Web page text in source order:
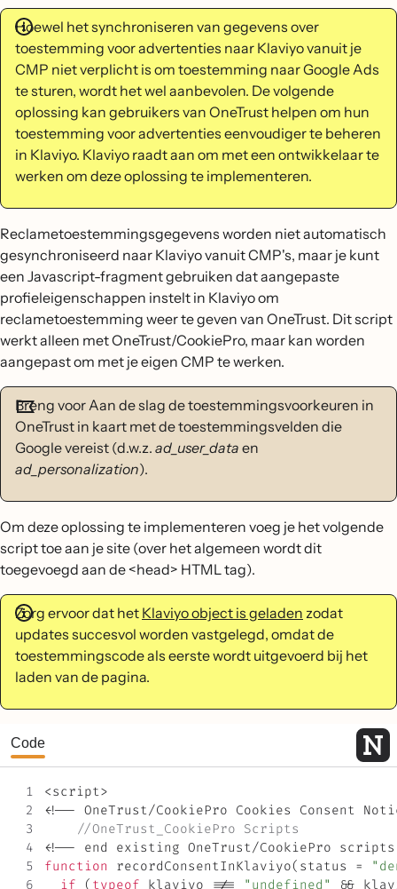
Hoewel het synchroniseren van gegevens over
toestemming voor advertenties naar Klaviyo vanuit je
CMP niet verplicht is om toestemming naar Google Ads
te sturen, wordt het wel aanbevolen. De volgende
oplossing kan gebruikers van OneTrust helpen om hun
toestemming voor advertenties eenvoudiger te beheren
in Klaviyo. Klaviyo raadt aan om met een ontwikkelaar te
werken om deze oplossing te implementeren.
Reclametoestemmingsgegevens worden niet automatisch
gesynchroniseerd naar Klaviyo vanuit CMP's, maar je kunt
een Javascript-fragment gebruiken dat aangepaste
profieleigenschappen instelt in Klaviyo om
reclametoestemming weer te geven van OneTrust. Dit script
werkt alleen met OneTrust/CookiePro, maar kan worden
aangepast om met je eigen CMP te werken.
Breng voor Aan de slag de toestemmingsvoorkeuren in
OneTrust in kaart met de toestemmingsvelden die
Google vereist (d.w.z. ad_user_data en
ad_personalization).
Om deze oplossing te implementeren voeg je het volgende
script toe aan je site (over het algemeen wordt dit
toegevoegd aan de <head> HTML tag).
Zorg ervoor dat het Klaviyo object is geladen zodat
updates succesvol worden vastgelegd, omdat de
toestemmingscode als eerste wordt uitgevoerd bij het
laden van de pagina.